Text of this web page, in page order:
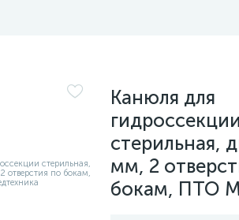
Канюля для
гидроссекции
стерильная,
мм, 2
бокам, ПТО